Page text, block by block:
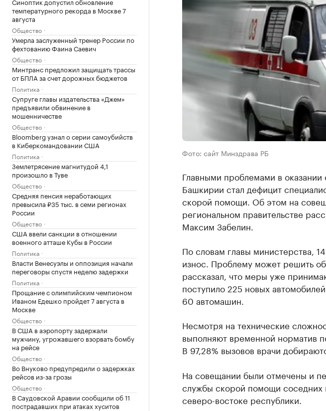
температурного рекорда в Москве 7
августа
Общество
Умерла заслуженный тренер России по
фехтованию Фаина Саевич
Общество
Минтранс предложил защищать трассы
от БПЛА за счет дорожных бюджетов
Политика
Супруге главы издательства «Джем»
предъявили обвинение в
мошенничестве
Общество
Bloomberg узнал о серии самоубийств
в Киберкомандовании США
Политика
Землетрясение магнитудой 4,1
произошло в Туве
Общество
Средняя пенсия неработающих
превысила ₽35 тыс. в семи регионах
России
Общество
США ввели санкции в отношении
военного атташе Кубы в России
Политика
Власти Венесуэлы и оппозиция начали
переговоры спустя неделю задержки
Политика
Прощание с олимпийским чемпионом
Иваном Едешко пройдет 7 августа в
Москве
Общество
В США в аэропорту задержали
мужчину, угрожавшего взорвать бомбу
на рейсе
Общество
Во Внуково предупредили о задержках
рейсов из-за грозы
Общество
В Саудовской Аравии сообщили об 11
пострадавших при атаках хуситов
Фото: сайт Минздрава РБ
Главными проблемами в
Башкирии стал дефицит
скорой помощи. Об этом на
региональном правительстве
Максим Забелин.
По словам главы министерства,
износ. Проблему может решить
рассказал, что меры уже
поступило 225 новых
60 автомашин.
Несмотря на технические
выполняют временной норматив
В 97,28% вызовов врачи
На совещании были отмечены и
службы скорой помощи соседних
северо-востоке республики.